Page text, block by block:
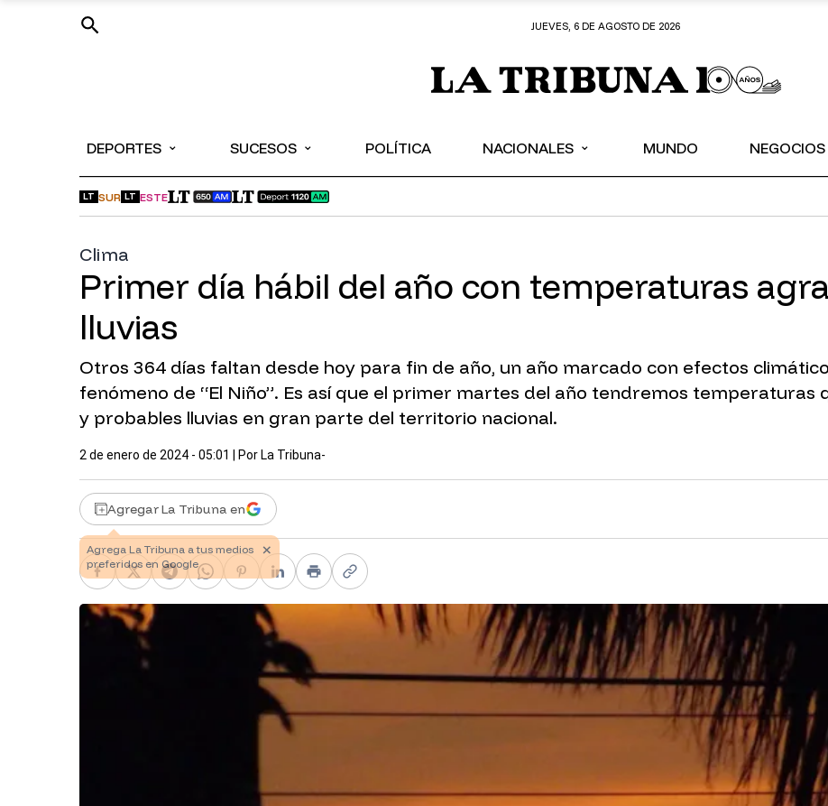
JUEVES, 6 DE AGOSTO DE 2026
DEPORTES ⌄ SUCESOS ⌄ POLÍTICA NACIONALES ⌄ MUNDO NEGOCIOS
LT SUR LT ESTE
Clima
Primer día hábil del año con temperaturas
lluvias
Otros 364 días faltan desde hoy para fin de año, un año marcado con efectos
fenómeno de “El Niño”. Es así que el primer martes del año tendremos
y probables lluvias en gran parte del territorio nacional.
2 de enero de 2024 - 05:01 | Por La Tribuna-
Agregar La Tribuna en
Facebook
X TelegramWhatsApp
PinterestLinkedIn
PrintCopy link